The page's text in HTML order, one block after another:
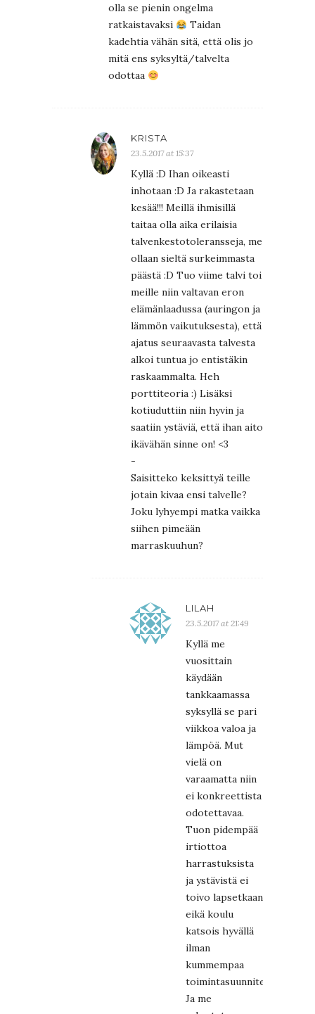
olla se pienin ongelma
ratkaistavaksi
Taidan
kadehtia vähän sitä, että olis jo
mitä ens syksyltä/talvelta
odottaa
KRISTA
23.5.2017 at 15:37
Kyllä :D Ihan oikeasti
inhotaan :D Ja rakastetaan
kesää!!! Meillä ihmisillä
taitaa olla aika erilaisia
talvenkestotoleransseja, me
ollaan sieltä surkeimmasta
päästä :D Tuo viime talvi toi
meille niin valtavan eron
elämänlaadussa (auringon ja
lämmön vaikutuksesta), että
ajatus seuraavasta talvesta
alkoi tuntua jo entistäkin
raskaammalta. Heh
porttiteoria :) Lisäksi
kotiuduttiin niin hyvin ja
saatiin ystäviä, että ihan aito
ikävähän sinne on! <3
-
Saisitteko keksittyä teille
jotain kivaa ensi talvelle?
Joku lyhyempi matka vaikka
siihen pimeään
marraskuuhun?
LILAH
23.5.2017 at 21:49
Kyllä me
vuosittain
käydään
tankkaamassa
syksyllä se pari
viikkoa valoa ja
lämpöä. Mut
vielä on
varaamatta niin
ei konkreettista
odotettavaa.
Tuon pidempää
irtiottoa
harrastuksista
ja ystävistä ei
toivo lapsetkaan
eikä koulu
katsois hyvällä
ilman
kummempaa
toimintasuunnitelmaa.
Ja me